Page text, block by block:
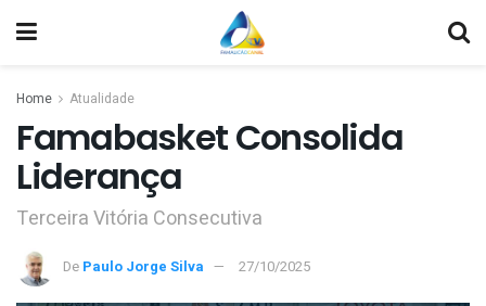
Home Atualidade
Famabasket Consolida
Liderança
Terceira Vitória Consecutiva
De Paulo Jorge Silva 27/10/2025